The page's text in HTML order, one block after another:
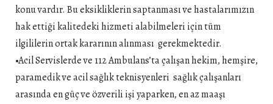
konu vardır. Bu eksikliklerin saptanması ve hastalarımızın
hak ettiği kalitedeki hizmeti alabilmeleri için tüm
ilgililerin ortak kararının alınması gerekmektedir.
•Acil Servislerde ve 112 Ambulans’ta çalışan hekim, hemşire,
paramedik ve acil sağlık teknisyenleri sağlık çalışanları
arasında en güç ve özverili işi yaparken, en az maaşı